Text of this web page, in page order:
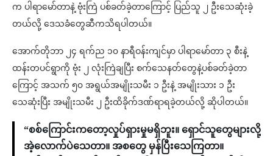
က ပါရာမော်တာနဲ့ ဗုံးကြဲ ပစ်ခတ်ခဲ့တာကြောင့် ပြည်သူ ၂ ဦးသေဆုံးခဲ့
တယ်လို့ ဒေသခံတွေဆီကသိရပါတယ်။
အောက်တိုဘာ ၂၄ ရက်ည ၁၀ နာရီဝန်းကျင်မှာ ပါရာမော်တာ ၃ စီးနဲ့
ထန်းတပင်ရွာကို ဗုံး ၂ လုံးကြဲချပြီး စက်သေနတ်တွေနဲ့ပစ်ခတ်ခဲ့တာ
ကြောင့် အသက် ၅၀ အရွယ်အမျိုးသမီး ၁ ဦးနဲ့ အမျိုးသား ၁ ဦး
သေဆုံးပြီး အမျိုးသမီး ၂ ဦးထိခိုက်ဒဏ်ရာရခဲ့တယ်လို့ ဆိုပါတယ်။
“စစ်ကြောင်းကတော့လှုပ်ရှားမှုမရှိဘူး။ ရှောင်သူတွေများလို့
အဲ့လောက်ပဲသေတာ။ အစတွေ မှန်ပြီးသေကြတာ။